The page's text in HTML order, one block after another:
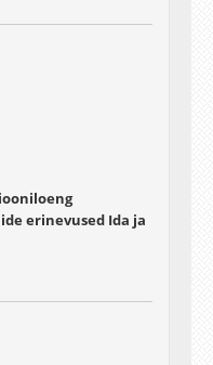
erinevused Ida ja